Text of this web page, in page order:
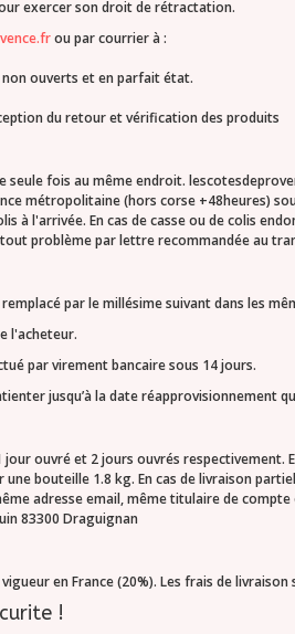
exercer son droit de rétractation.
ou par courrier à :
ouverts et en parfait état.
du retour et vérification des produits
seule fois au même endroit.
métropolitaine (hors corse +48heures)
à l'arrivée. En cas de casse ou de colis
problème par lettre recommandée au
par le millésime suivant dans les
l'acheteur.
par virement bancaire sous 14 jours.
jusqu’à la date réapprovisionnement
ouvré et 2 jours ouvrés
bouteille 1.8 kg. En cas de livraison
adresse email, même titulaire de
83300 Draguignan
en France (20%). Les frais de
!